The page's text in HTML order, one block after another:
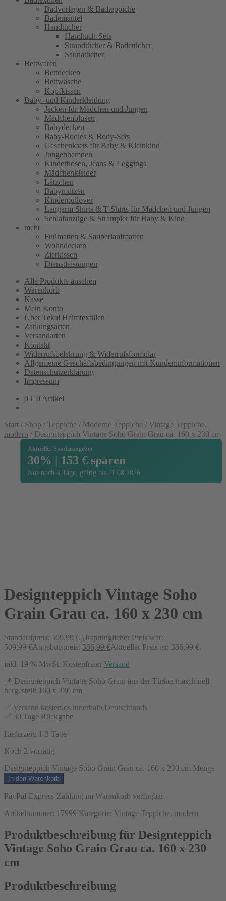
Badvorlagen & Badteppiche
Bademäntel
Handtücher
Handtuch-Sets
Strandtücher & Badetücher
Saunatücher
Bettwaren
Bettdecken
Bettwäsche
Kopfkissen
Baby- und Kinderkleidung
Jacken für Mädchen und Jungen
Mädchenblusen
Babydecken
Baby-Bodies & Body-Sets
Geschenksets für Baby & Kleinkind
Jungenhemden
Kinderhosen, Jeans & Leggings
Mädchenkleider
Lätzchen
Babymützen
Kinderpullover
Langarm Shirts & T-Shirts für Mädchen und Jungen
Schlafanzüge & Strampler für Baby & Kind
mehr
Fußmatten & Sauberlaufmatten
Wohndecken
Zierkissen
Dienstleistungen
Alle Produkte ansehen
Warenkorb
Kasse
Mein Konto
Über Tekal Heimtextilien
Zahlungsarten
Versandarten
Kontakt
Widerrufsbelehrung & Widerrufsformular
Allgemeine Geschäftsbedingungen mit Kundeninformationen
Datenschutzerklärung
Impressum
0 € 0 Artikel
Start / Shop / Teppiche / Moderne Teppiche / Vintage Teppiche,
modern / Designteppich Vintage Soho Grain Grau ca. 160 x 230 cm
Aktuelles Sonderangebot
30% | 153 € sparen
Nur noch 3 Tage, gültig bis 11.08.2026
Designteppich Vintage Soho
Grain Grau ca. 160 x 230 cm
Standardpreis: 509,99€ Ursprünglicher Preis war:
509,99 €Angebotspreis: 356,99 €Aktueller Preis ist: 356,99 €.
inkl. 19 % MwSt. Kostenfreier Versand
📌 Designteppich Vintage Soho Grain aus der Türkei maschinell
hergestellt 160 x 230 cm
✅ Versand kostenlos innerhalb Deutschlands
✅ 30 Tage Rückgabe
Lieferzeit: 1-3 Tage
Noch 2 vorrätig
Designteppich Vintage Soho Grain Grau ca. 160 x 230 cm Menge
In den Warenkorb
PayPal-Express-Zahlung im Warenkorb verfügbar
Artikelnummer: 17999 Kategorie: Vintage Teppiche, modern
Produktbeschreibung für Designteppich
Vintage Soho Grain Grau ca. 160 x 230
cm
Produktbeschreibung